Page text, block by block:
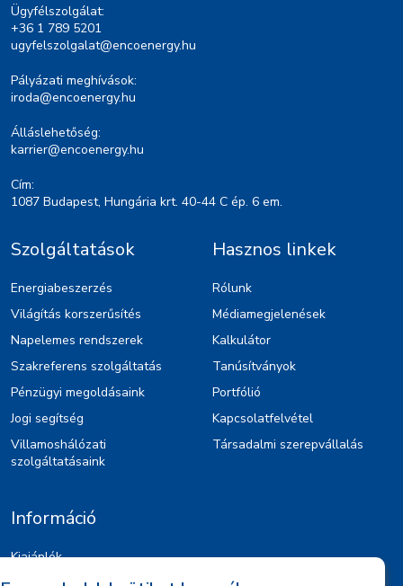
Ügyfélszolgálat:
+36 1 789 5201
ugyfelszolgalat@encoenergy.hu
Pályázati meghívások:
iroda@encoenergy.hu
Álláslehetőség:
karrier@encoenergy.hu
Cím:
1087 Budapest, Hungária krt. 40-44 C ép. 6 em.
Szolgáltatások
Energiabeszerzés
Világítás korszerűsítés
Napelemes rendszerek
Szakreferens szolgáltatás
Pénzügyi megoldásaink
Jogi segítség
Villamoshálózati
szolgáltatásaink
Hasznos linkek
Rólunk
Médiamegjelenések
Kalkulátor
Tanúsítványok
Portfólió
Kapcsolatfelvétel
Társadalmi szerepvállalás
Információ
Kiajánlók